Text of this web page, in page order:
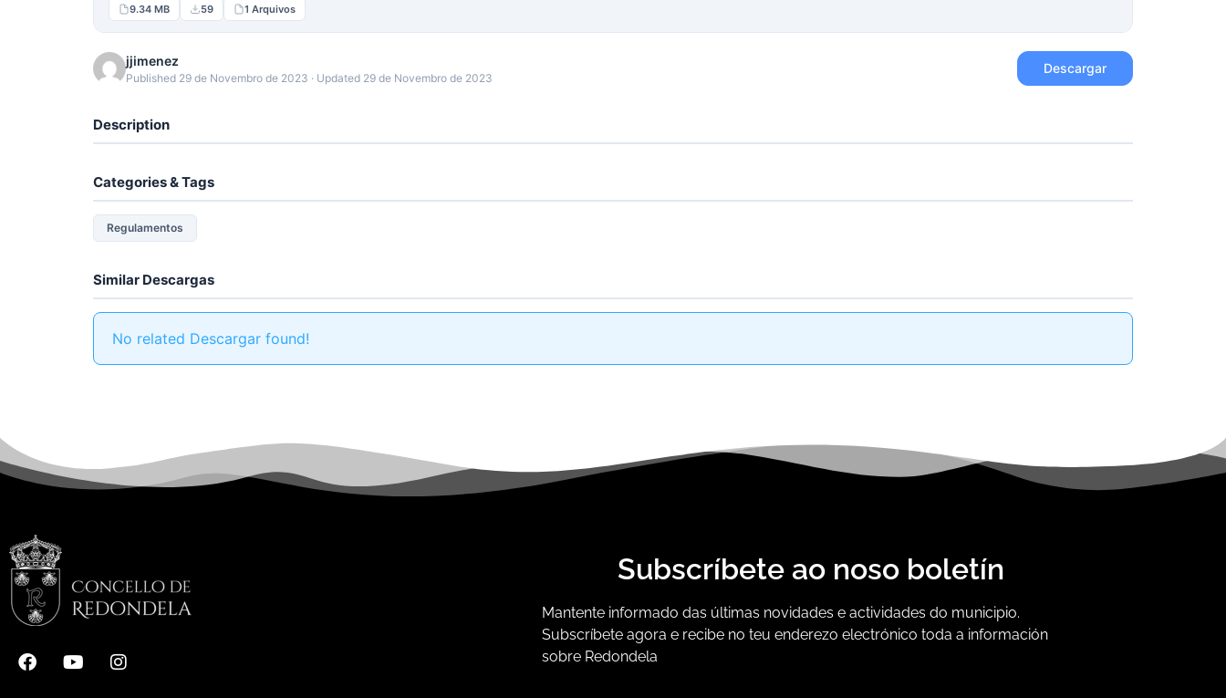
9.34 MB 59 1 Arquivos
jjimenez
Published 29 de Novembro de 2023 · Updated 29 de Novembro de 2023
Descargar
Description
Categories & Tags
Regulamentos
Similar Descargas
No related Descargar found!
Subscríbete ao noso boletín
Mantente informado das últimas novidades e actividades do municipio.
Subscríbete agora e recibe no teu enderezo electrónico toda a información
sobre Redondela